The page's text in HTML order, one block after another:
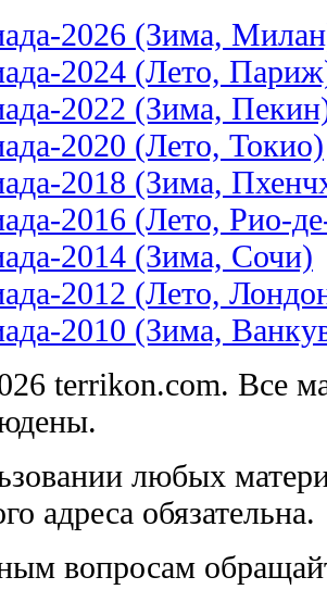
2026 (Зима,
2024 (Лето,
2022 (Зима,
2020 (Лето, Токио)
2018 (Зима,
2016 (Лето, Рио-
2014 (Зима, Сочи)
2012 (Лето,
2010 (Зима,
terrikon.com. Все
любых
адреса обязательна.
вопросам